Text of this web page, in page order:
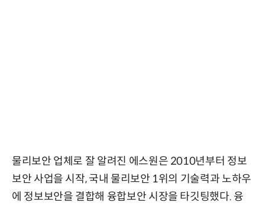
물리보안 업체로 잘 알려진 에스원은 2010년부터 정보
보안 사업을 시작, 국내 물리보안 1위의 기술력과 노하우
에 정보보안을 결합해 융합보안 시장을 타깃팅했다. 융